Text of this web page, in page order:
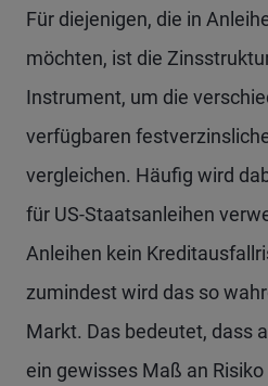
Für diejenigen, die in
möchten, ist die
Instrument, um die
verfügbaren
vergleichen. Häufig wird
für US-Staatsanleihen
Anleihen kein
zumindest wird das so
Markt. Das bedeutet, dass
ein gewisses Maß an